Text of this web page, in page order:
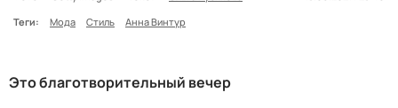
Теги:
Мода Стиль Анна Винтур
Это благотворительный вечер